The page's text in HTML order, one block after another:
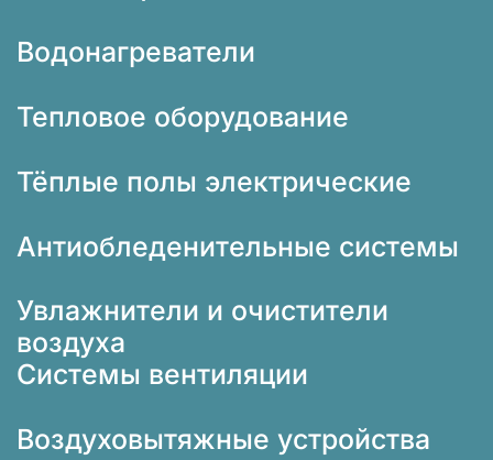
Водонагреватели
Тепловое оборудование
Тёплые полы электрические
Антиобледенительные системы
Увлажнители и очистители
воздуха
Системы вентиляции
Воздуховытяжные устройства